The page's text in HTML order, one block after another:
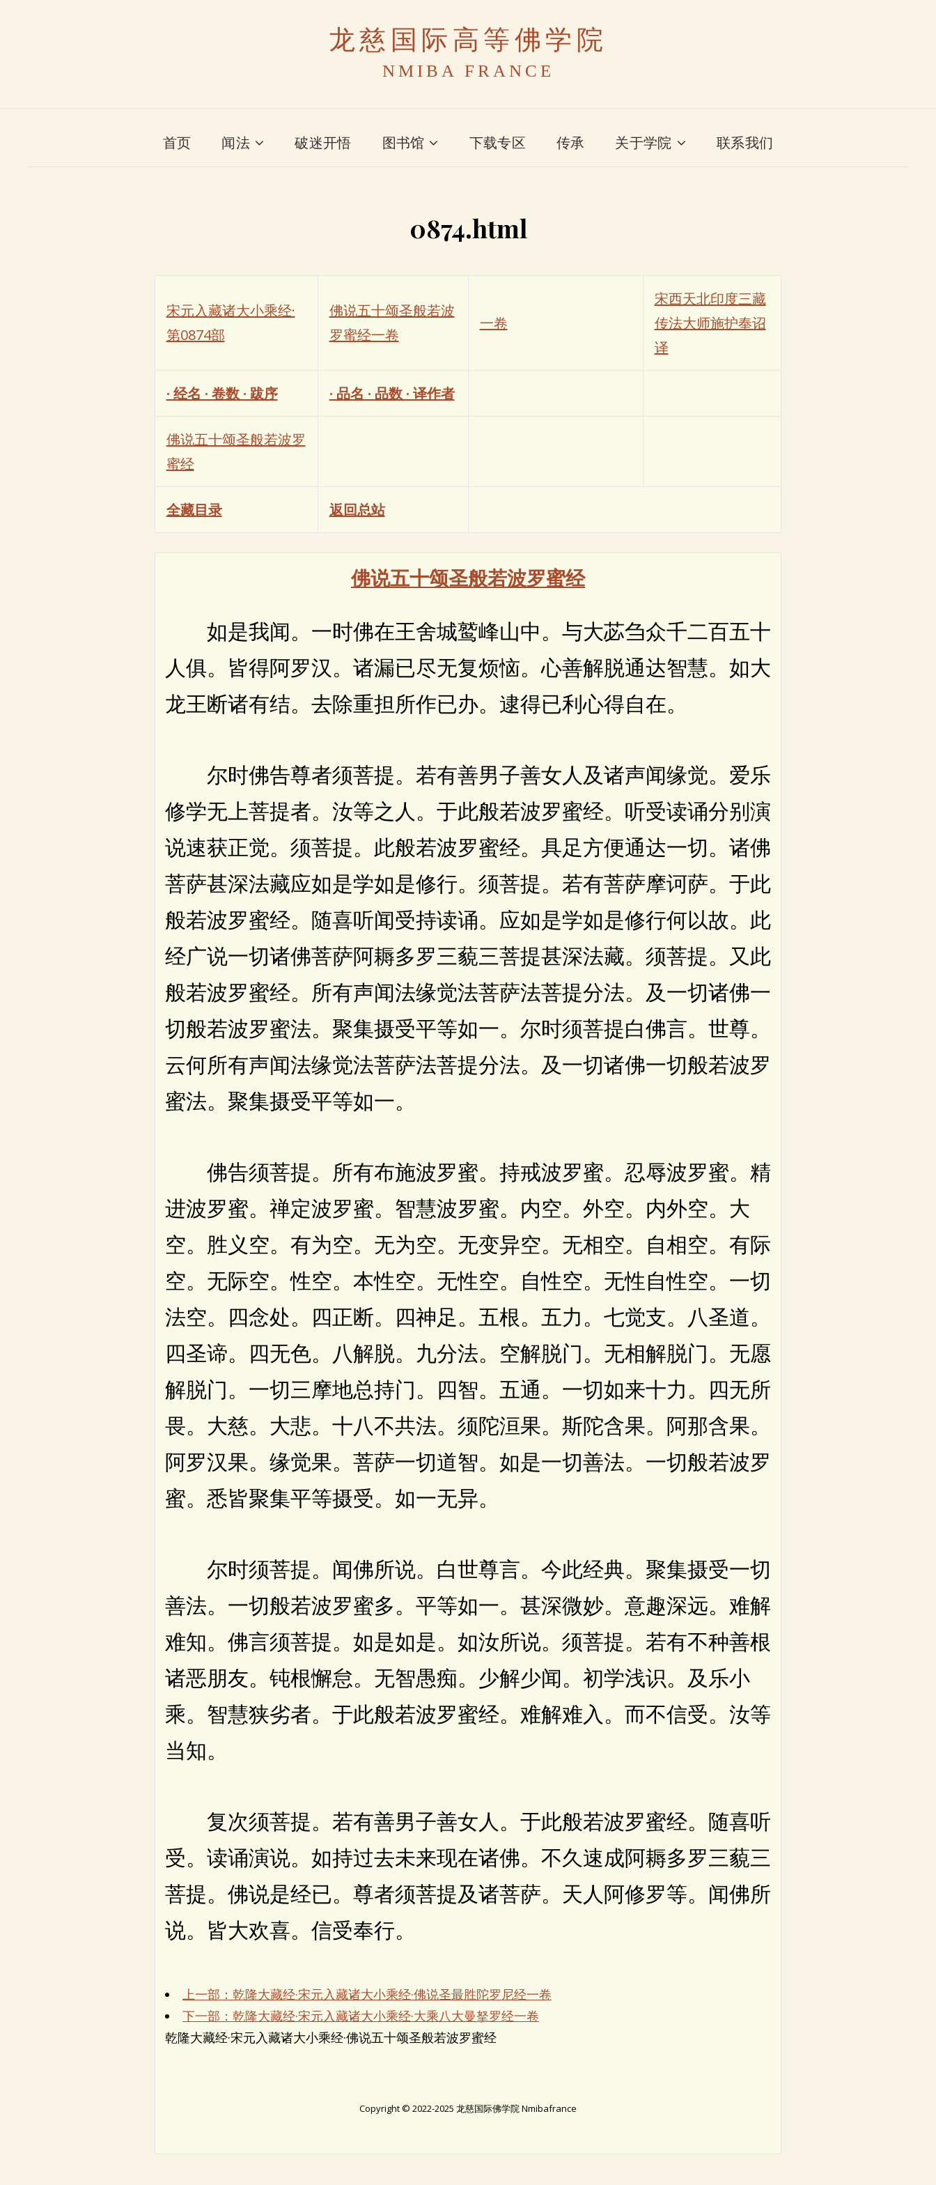
龙慈国际高等佛学院
NMIBA FRANCE
首页 闻法 破迷开悟 图书馆 下载专区 传承 关于学院 联系我们
0874.html
宋元入藏诸大小乘经·
第0874部
佛说五十颂圣般若波
罗蜜经一卷
一卷
宋西天北印度三藏
传法大师施护奉诏
译
· 经名 · 卷数 · 跋序 · 品名 · 品数 · 译作者
佛说五十颂圣般若波罗
蜜经
全藏目录 返回总站
佛说五十颂圣般若波罗蜜经
如是我闻。一时佛在王舍城鹫峰山中。与大苾刍众千二百五十
人俱。皆得阿罗汉。诸漏已尽无复烦恼。心善解脱通达智慧。如大
龙王断诸有结。去除重担所作已办。逮得已利心得自在。
尔时佛告尊者须菩提。若有善男子善女人及诸声闻缘觉。爱乐
修学无上菩提者。汝等之人。于此般若波罗蜜经。听受读诵分别演
说速获正觉。须菩提。此般若波罗蜜经。具足方便通达一切。诸佛
菩萨甚深法藏应如是学如是修行。须菩提。若有菩萨摩诃萨。于此
般若波罗蜜经。随喜听闻受持读诵。应如是学如是修行何以故。此
经广说一切诸佛菩萨阿耨多罗三藐三菩提甚深法藏。须菩提。又此
般若波罗蜜经。所有声闻法缘觉法菩萨法菩提分法。及一切诸佛一
切般若波罗蜜法。聚集摄受平等如一。尔时须菩提白佛言。世尊。
云何所有声闻法缘觉法菩萨法菩提分法。及一切诸佛一切般若波罗
蜜法。聚集摄受平等如一。
佛告须菩提。所有布施波罗蜜。持戒波罗蜜。忍辱波罗蜜。精
进波罗蜜。禅定波罗蜜。智慧波罗蜜。内空。外空。内外空。大
空。胜义空。有为空。无为空。无变异空。无相空。自相空。有际
空。无际空。性空。本性空。无性空。自性空。无性自性空。一切
法空。四念处。四正断。四神足。五根。五力。七觉支。八圣道。
四圣谛。四无色。八解脱。九分法。空解脱门。无相解脱门。无愿
解脱门。一切三摩地总持门。四智。五通。一切如来十力。四无所
畏。大慈。大悲。十八不共法。须陀洹果。斯陀含果。阿那含果。
阿罗汉果。缘觉果。菩萨一切道智。如是一切善法。一切般若波罗
蜜。悉皆聚集平等摄受。如一无异。
尔时须菩提。闻佛所说。白世尊言。今此经典。聚集摄受一切
善法。一切般若波罗蜜多。平等如一。甚深微妙。意趣深远。难解
难知。佛言须菩提。如是如是。如汝所说。须菩提。若有不种善根
诸恶朋友。钝根懈怠。无智愚痴。少解少闻。初学浅识。及乐小
乘。智慧狭劣者。于此般若波罗蜜经。难解难入。而不信受。汝等
当知。
复次须菩提。若有善男子善女人。于此般若波罗蜜经。随喜听
受。读诵演说。如持过去未来现在诸佛。不久速成阿耨多罗三藐三
菩提。佛说是经已。尊者须菩提及诸菩萨。天人阿修罗等。闻佛所
说。皆大欢喜。信受奉行。
上一部：乾隆大藏经·宋元入藏诸大小乘经·佛说圣最胜陀罗尼经一卷
下一部：乾隆大藏经·宋元入藏诸大小乘经·大乘八大曼拏罗经一卷
乾隆大藏经·宋元入藏诸大小乘经·佛说五十颂圣般若波罗蜜经
Copyright © 2022-2025 龙慈国际佛学院 Nmibafrance